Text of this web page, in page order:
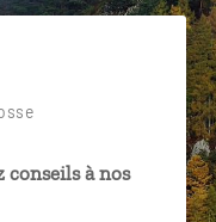
conseils à nos